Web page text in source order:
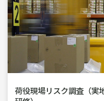
荷役現場リスク調査 （